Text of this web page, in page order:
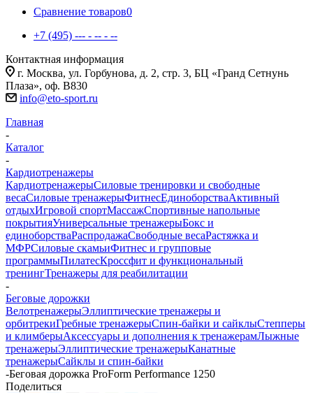
Сравнение товаров0
+7 (495) --- - -- - --
Контактная информация
г. Москва, ул. Горбунова, д. 2, стр. 3, БЦ «Гранд Сетнунь
Плаза», оф. В830
info@eto-sport.ru
Главная
-
Каталог
-
Кардиотренажеры
КардиотренажерыСиловые тренировки и свободные
весаСиловые тренажерыФитнесЕдиноборстваАктивный
отдыхИгровой спортМассажСпортивные напольные
покрытияУниверсальные тренажерыБокс и
единоборстваРаспродажаСвободные весаРастяжка и
МФРСиловые скамьиФитнес и групповые
программыПилатесКроссфит и функциональный
тренингТренажеры для реабилитации
-
Беговые дорожки
ВелотренажерыЭллиптические тренажеры и
орбитрекиГребные тренажерыСпин-байки и сайклыСтепперы
и климберыАксессуары и дополнения к тренажерамЛыжные
тренажерыЭллиптические тренажерыКанатные
тренажерыСайклы и спин-байки
-Беговая дорожка ProForm Performance 1250
Поделиться